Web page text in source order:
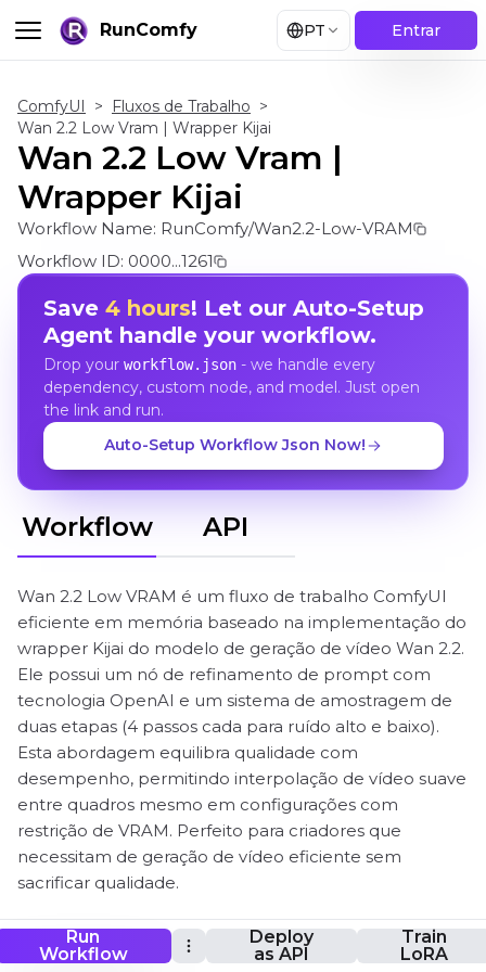
RunComfy PT Entrar
Run
Workflow
Deploy
as API
Train
LoRA
ComfyUI > Fluxos de Trabalho >
Wan 2.2 Low Vram | Wrapper Kijai
Wan 2.2 Low Vram |
Wrapper Kijai
Workflow Name: RunComfy/Wan2.2-Low-VRAM
Workflow ID: 0000...1261
Save 4 hours! Let our Auto-Setup
Agent handle your workflow.
Drop your workflow.json- we handle every
dependency, custom node, and model. Just open
the link and run.
Auto-Setup Workflow Json Now!
Workflow API
Wan 2.2 Low VRAM é um fluxo de trabalho ComfyUI
eficiente em memória baseado na implementação do
wrapper Kijai do modelo de geração de vídeo Wan 2.2.
Ele possui um nó de refinamento de prompt com
tecnologia OpenAI e um sistema de amostragem de
duas etapas (4 passos cada para ruído alto e baixo).
Esta abordagem equilibra qualidade com
desempenho, permitindo interpolação de vídeo suave
entre quadros mesmo em configurações com
restrição de VRAM. Perfeito para criadores que
necessitam de geração de vídeo eficiente sem
sacrificar qualidade.